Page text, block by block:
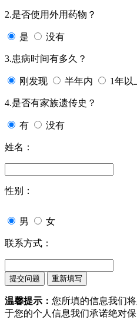
2.是否使用外用药物？
是 没有
3.患病时间有多久？
刚发现 半年内 1年以
4.是否有家族遗传史？
有 没有
姓名：
性别：
男 女
联系方式：
温馨提示： 您所填的信息我们
于您的个人信息我们承诺绝对保